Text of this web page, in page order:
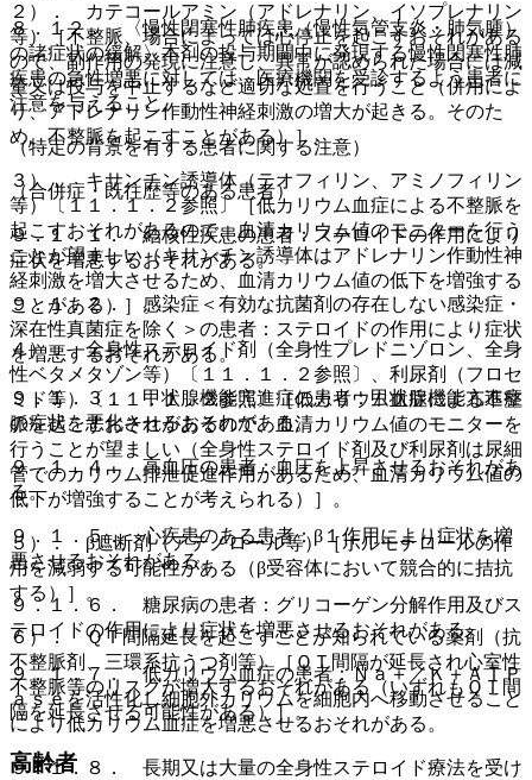
２）． カテコールアミン（アドレナリン、イソプレナリン
等）［不整脈、場合によっては心停止を起こすおそれがある
ので、副作用の発現に注意し、異常が認められた場合には減
量又は投与を中止するなど適切な処置を行うこと（併用によ
り、アドレナリン作動性神経刺激の増大が起きる。そのた
め、不整脈を起こすことがある）］。
３）． キサンチン誘導体（テオフィリン、アミノフィリン
等）〔１１．１．２参照〕［低カリウム血症による不整脈を
起こすおそれがあるので、血清カリウム値のモニターを行う
ことが望ましい（キサンチン誘導体はアドレナリン作動性神
経刺激を増大させるため、血清カリウム値の低下を増強する
ことがある）］。
４）． 全身性ステロイド剤（全身性プレドニゾロン、全身
性ベタメタゾン等）〔１１．１．２参照〕、利尿剤（フロセ
ミド等）〔１１．１．２参照〕［低カリウム血症による不整
脈を起こすおそれがあるので、血清カリウム値のモニターを
行うことが望ましい（全身性ステロイド剤及び利尿剤は尿細
管でのカリウム排泄促進作用があるため、血清カリウム値の
低下が増強することが考えられる）］。
５）． β遮断剤（アテノロール等）［ホルモテロールの作
用を減弱する可能性がある（β受容体において競合的に拮抗
する）］。
６）． ＱＴ間隔延長を起こすことが知られている薬剤（抗
不整脈剤、三環系抗うつ剤等）［ＱＴ間隔が延長され心室性
不整脈等のリスクが増大するおそれがある（いずれもＱＴ間
隔を延長させる可能性がある）］。
高齢者
８．１２． 〈慢性閉塞性肺疾患（慢性気管支炎・肺気腫）
の諸症状の緩解〉本剤の投与期間中に発現する慢性閉塞性肺
疾患の急性増悪に対しては、医療機関を受診するよう患者に
注意を与えること。
（特定の背景を有する患者に関する注意）
（合併症・既往歴等のある患者）
９．１．１． 結核性疾患の患者：ステロイドの作用により
症状を増悪するおそれがある。
９．１．２． 感染症＜有効な抗菌剤の存在しない感染症・
深在性真菌症を除く＞の患者：ステロイドの作用により症状
を増悪するおそれがある。
９．１．３． 甲状腺機能亢進症の患者：甲状腺機能亢進症
の症状を悪化させるおそれがある。
９．１．４． 高血圧の患者：血圧を上昇させるおそれがあ
る。
９．１．５． 心疾患のある患者：β１作用により症状を増
悪させるおそれがある。
９．１．６． 糖尿病の患者：グリコーゲン分解作用及びス
テロイドの作用により症状を増悪させるおそれがある。
９．１．７． 低カリウム血症の患者：Ｎａ＋／Ｋ＋ＡＴＰ
ａｓｅを活性化し細胞外カリウムを細胞内へ移動させること
により低カリウム血症を増悪させるおそれがある。
９．１．８． 長期又は大量の全身性ステロイド療法を受け